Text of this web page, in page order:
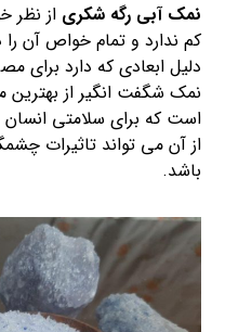
نمک آبی رگه شکری از نظر
کم ندارد و تمام خواص آن
دلیل ابعادی که دارد برای
نمک شگفت انگیر از
است که برای سلامتی انسان
از آن می تواند تاثیرات
باشد.